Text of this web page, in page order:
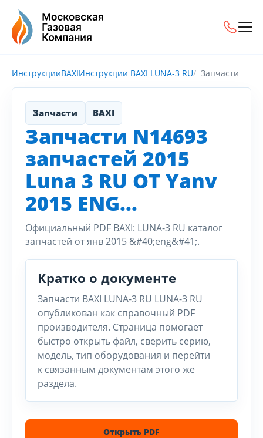
ИнструкцииBAXIИнструкции BAXI LUNA-3 RU Запчасти
Запчасти BAXI
Запчасти N14693
запчастей 2015
Luna 3 RU OT Yanv
2015 ENG...
Официальный PDF BAXI: LUNA-3 RU каталог
запчастей от янв 2015 &#40;eng&#41;.
Кратко о документе
Запчасти BAXI LUNA-3 RU LUNA-3 RU
опубликован как справочный PDF
производителя. Страница помогает
быстро открыть файл, сверить серию,
модель, тип оборудования и перейти
к связанным документам этого же
раздела.
Открыть PDF